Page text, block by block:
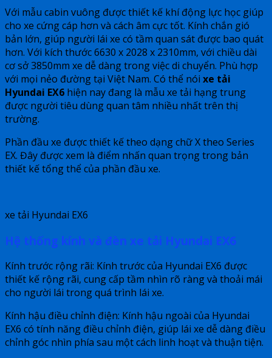
Với mẫu cabin vuông được thiết kế khí động lực học giúp
cho xe cứng cáp hơn và cách âm cực tốt. Kính chắn gió
bản lớn, giúp người lái xe có tầm quan sát được bao quát
hơn. Với kích thước 6630 x 2028 x 2310mm, với chiều dài
cơ sở 3850mm xe dễ dàng trong việc di chuyển. Phù hợp
với mọi nẻo đường tại Việt Nam. Có thể nói xe tải
Hyundai EX6 hiện nay đang là mẫu xe tải hạng trung
được người tiêu dùng quan tâm nhiều nhất trên thị
trường.
Phần đầu xe được thiết kế theo dạng chữ X theo Series
EX. Đây được xem là điểm nhấn quan trọng trong bản
thiết kế tổng thể của phần đầu xe.
xe tải Hyundai EX6
Hệ thống kính và đèn xe tải Hyundai EX6
Kính trước rộng rãi: Kính trước của Hyundai EX6 được
thiết kế rộng rãi, cung cấp tầm nhìn rõ ràng và thoải mái
cho người lái trong quá trình lái xe.
Kính hậu điều chỉnh điện: Kính hậu ngoài của Hyundai
EX6 có tính năng điều chỉnh điện, giúp lái xe dễ dàng điều
chỉnh góc nhìn phía sau một cách linh hoạt và thuận tiện.